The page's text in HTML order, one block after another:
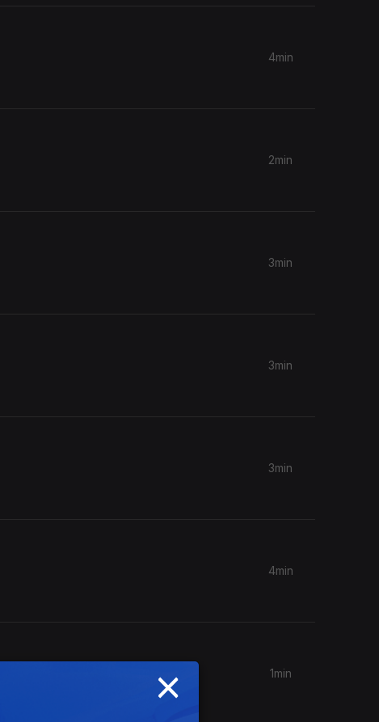
4min
2min
3min
3min
3min
4min
1min
×